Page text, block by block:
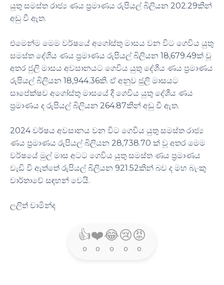
යුතු සමස්ත රාජ්‍ය ණය ප්‍රමාණය රුපියල් බිලියන 202.29කින්
අඩු වී ඇත.
එමෙන්ම මෙම වර්ෂයේ අගෝස්තු මාසය වන විට ගෙවිය යුතු
සමස්ත දේශීය ණය ප්‍රමාණය රුපියල් බිලියන 18,679.49ක් වූ
අතර ජුලි මාසය අවසානයට ගෙවිය යුතු දේශීය ණය ප්‍රමාණය
රුපියල් බිලියන 18,944.36කි. ඒ අනුව ජුලි මාසයට
සාපේක්ෂව අගෝස්තු මාසයේ දී ගෙවිය යුතු දේශීය ණය
ප්‍රමාණය ද රුපියල් බිලියන 264.87කින් අඩු වී ඇත.
2024 වර්ෂය අවසානය වන විට ගෙවිය යුතු සමස්ත රාජ්‍ය
ණය ප්‍රමාණය රුපියල් බිලියන 28,738.70 ක් වූ අතර මෙම
වර්ෂයේ මුල් මාස අටට ගෙවිය යුතු සමස්ත ණය ප්‍රමාණය
වැඩි වී ඇත්තේ රුපියල් බිලියන 921.52කින් බව ද මහ බැංකු
වාර්තාවේ සඳහන් වෙයි.
ලලිත් චාමින්ද
👍
0
❤️
0
😂
0
😢
0
😡
0